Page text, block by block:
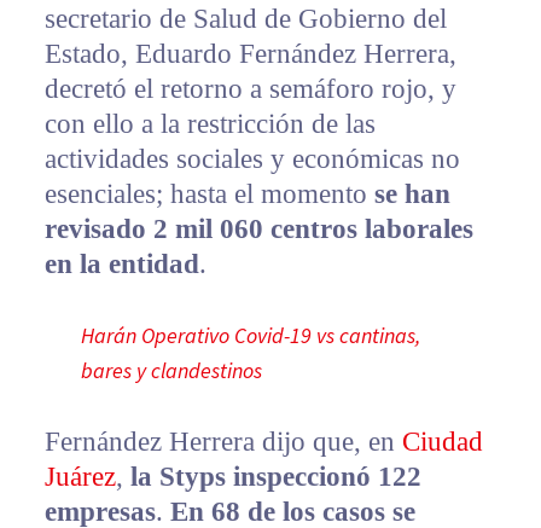
secretario de Salud de Gobierno del
Estado, Eduardo Fernández Herrera,
decretó el retorno a semáforo rojo, y
con ello a la restricción de las
actividades sociales y económicas no
esenciales; hasta el momento se han
revisado 2 mil 060 centros laborales
en la entidad.
Harán Operativo Covid-19 vs cantinas,
bares y clandestinos
Fernández Herrera dijo que, en Ciudad
Juárez, la Styps inspeccionó 122
empresas. En 68 de los casos se